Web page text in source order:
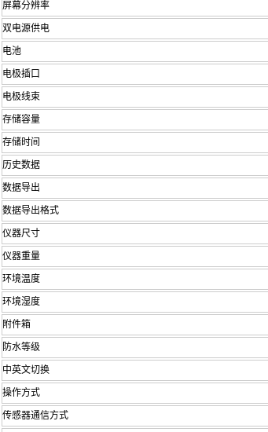
屏幕分辨率
双电源供电
电池
电极插口
电极线束
存储容量
存储时间
历史数据
数据导出
数据导出格式
仪器尺寸
仪器重量
环境温度
环境湿度
附件箱
防水等级
中英文切换
操作方式
传感器通信方式